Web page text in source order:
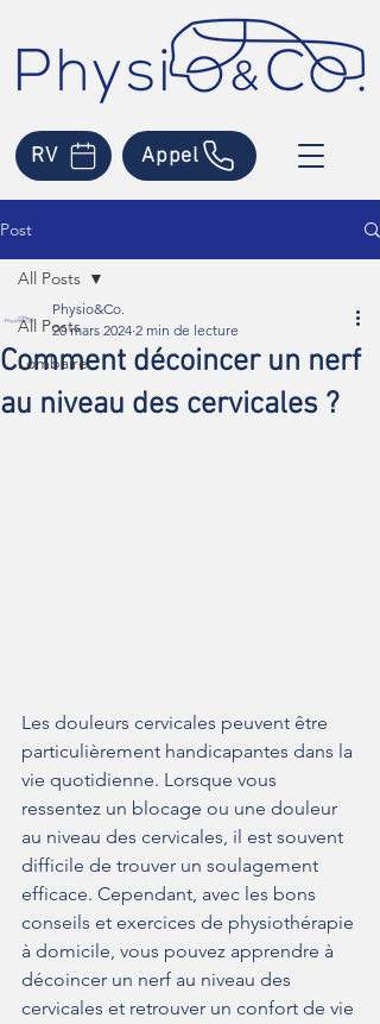
RV Appel
Post
All Posts
Lombaire
All Posts
Comment décoincer un nerf
au niveau des cervicales ?
Physio&Co.
20 mars 2024 2 min de lecture
Les douleurs cervicales peuvent être
particulièrement handicapantes dans la
vie quotidienne. Lorsque vous
ressentez un blocage ou une douleur
au niveau des cervicales, il est souvent
difficile de trouver un soulagement
efficace. Cependant, avec les bons
conseils et exercices de physiothérapie
à domicile, vous pouvez apprendre à
décoincer un nerf au niveau des
cervicales et retrouver un confort de vie